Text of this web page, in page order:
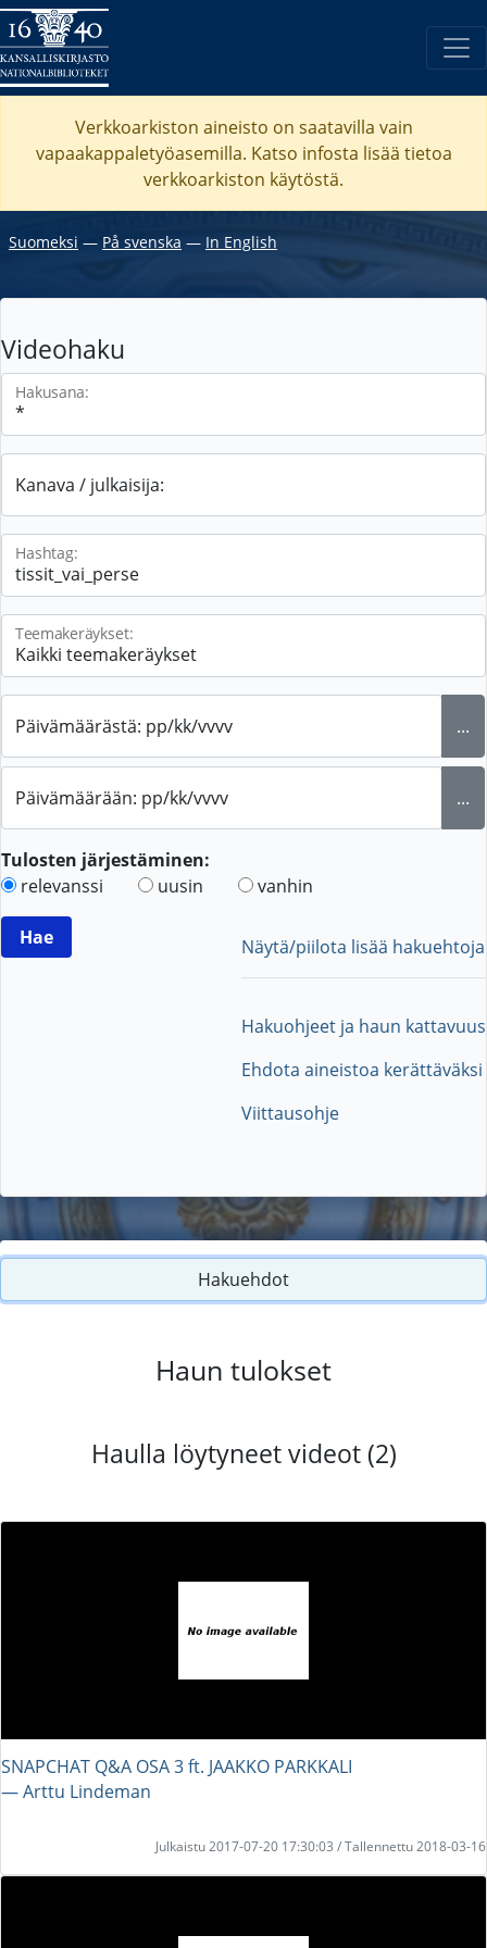
Verkkoarkiston aineisto on saatavilla vain
vapaakappaletyöasemilla. Katso infosta lisää tietoa
verkkoarkiston käytöstä.
Suomeksi ― På svenska ― In English
Videohaku
Hakusana:
Kanava / julkaisija:
Hashtag:
Teemakeräykset:
Päivämäärästä: pp/kk/vvvv ...
Päivämäärään: pp/kk/vvvv ...
Tulosten järjestäminen:
relevanssi
uusin vanhin
Näytä/piilota lisää hakuehtoja
Hakuohjeet ja haun kattavuus
Ehdota aineistoa kerättäväksi
Viittausohje
Hakuehdot
Haun tulokset
Haulla löytyneet videot (2)
SNAPCHAT Q&A OSA 3 ft. JAAKKO PARKKALI
― Arttu Lindeman
Julkaistu 2017-07-20 17:30:03 / Tallennettu 2018-03-16